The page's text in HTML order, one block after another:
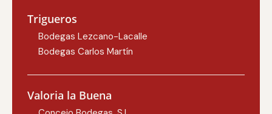
Trigueros
Bodegas Lezcano-Lacalle
Bodegas Carlos Martín
Valoria la Buena